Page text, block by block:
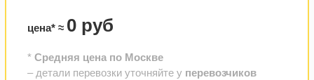
цена* ≈ 0 руб
* Средняя цена по Москве
– детали перевозки уточняйте у перевозчиков